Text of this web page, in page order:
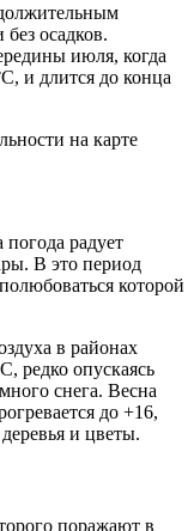
осадков.
июля, когда
и длится до конца
радует
В это период
которой
в районах
редко опускаясь
снега. Весна
до +16,
и цветы.
поражают в